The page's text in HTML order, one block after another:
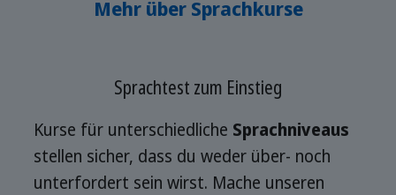
Mehr über Sprachkurse
Sprachtest zum Einstieg
Kurse für unterschiedliche Sprachniveaus
stellen sicher, dass du weder über- noch
unterfordert sein wirst. Mache unseren